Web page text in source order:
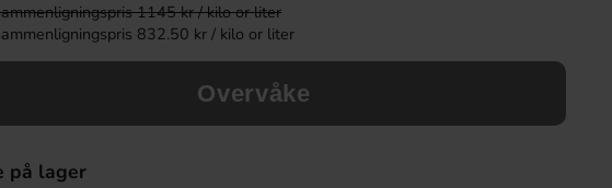
1145 kr / kilo or liter
832.50 kr / kilo or liter
Overvåke
på lager